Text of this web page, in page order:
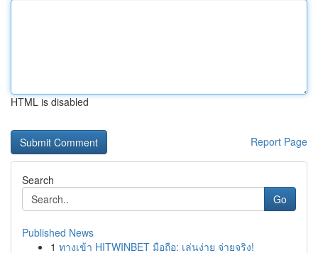
HTML is disabled
Report Page
Search
Go
Published News
1 ทางเข้า HITWINBET มือถือ: เล่นง่าย จ่ายจริง!